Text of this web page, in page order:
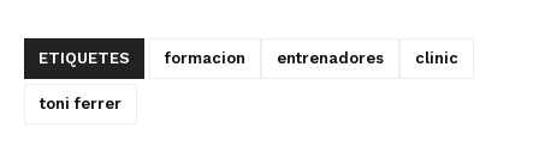
ETIQUETES formacion entrenadores clinic
toni ferrer